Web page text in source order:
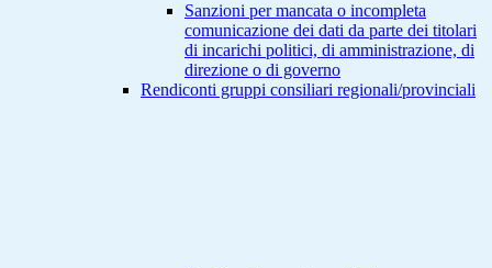
Sanzioni per mancata o incompleta
comunicazione dei dati da parte dei titolari
di incarichi politici, di amministrazione, di
direzione o di governo
Rendiconti gruppi consiliari regionali/provinciali